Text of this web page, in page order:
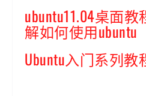
ubuntu11.04桌面
解如何使用ubuntu
Ubuntu入门系列教